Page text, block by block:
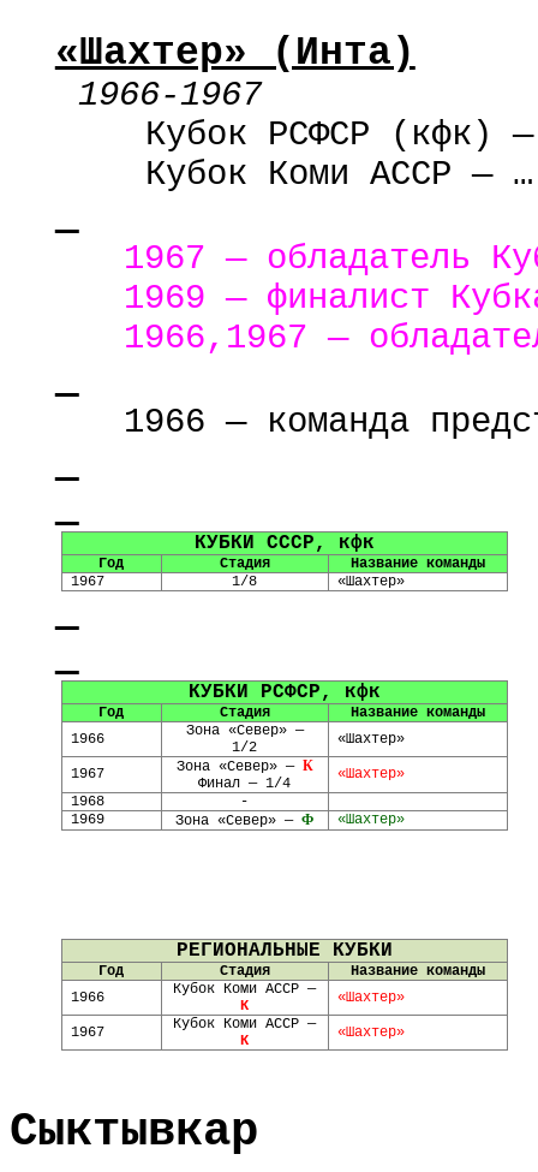
«Шахтер» (Инта)
1966-1967
Кубок РСФСР ( кфк) —
Кубок Коми АССР —
1967 — обладатель
1969 — финалист
1966,1967 —
1966 — команда
КУБКИ СССР, кфк
Год Стадия
Название команды
1967
1/8 «Шахтер»
КУБКИ РСФСР, кфк
Год Стадия
Название команды
1966
Зона «Север» —
1/2
«Шахтер»
1967 Зона «Север» — К «Шахтер»
Финал — 1/4
1968
-
1969
Зона «Север» —Ф «Шахтер»
РЕГИОНАЛЬНЫЕ КУБКИ
Год Стадия
Название команды
1966
Кубок Коми АССР —
К
«Шахтер»
1967
Кубок Коми АССР —
К
«Шахтер»
Сыктывкар